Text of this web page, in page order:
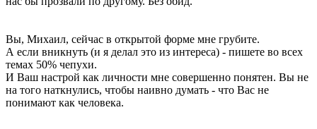
Вы, Михаил, сейчас в открытой форме мне грубите.
А если вникнуть (и я делал это из интереса) - пишете во всех
темах 50% чепухи.
И Ваш настрой как личности мне совершенно понятен. Вы не
на того наткнулись, чтобы наивно думать - что Вас не
понимают как человека.